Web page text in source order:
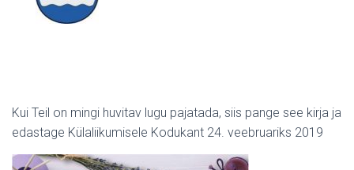
Kui Teil on mingi huvitav lugu pajatada, siis pange see kirja ja
edastage Külaliikumisele Kodukant 24. veebruariks 2019